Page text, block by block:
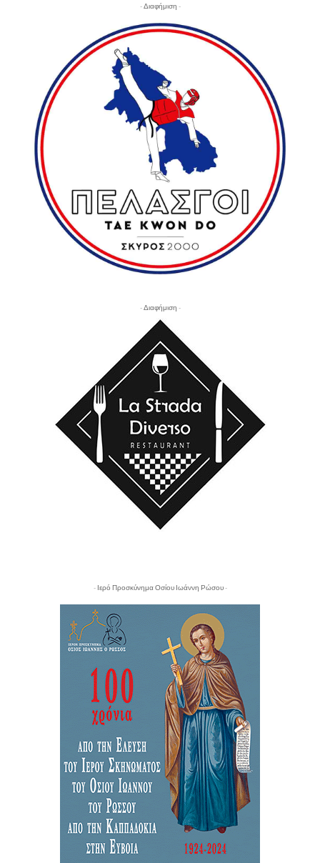
- Διαφήμιση -
- Διαφήμιση -
- Ιερό Προσκύνημα Οσίου Ιωάννη Ρώσου -